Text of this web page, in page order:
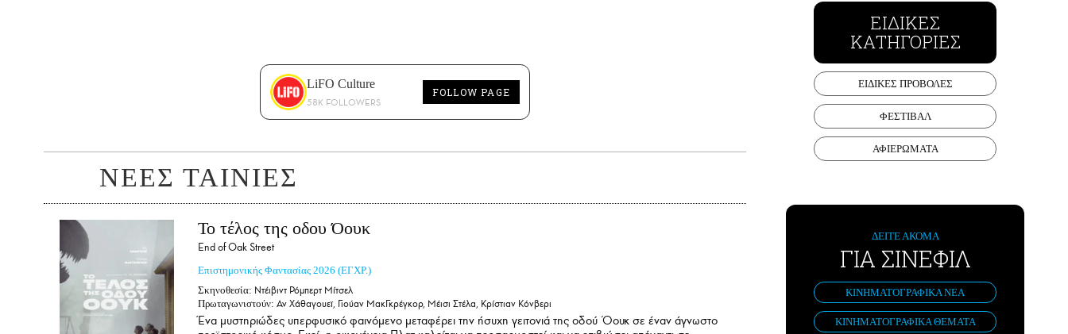
LiFO Culture
58K FOLLOWERS
FOLLOW PAGE
ΝΕΕΣ ΤΑΙΝΙΕΣ
Το τέλος της οδου Όουκ
End of Oak Street
Επιστημονικής Φαντασίας 2026 (ΕΓΧΡ.)
Σκηνοθεσία: Ντέιβιντ Ρόμπερτ Μίτσελ
Πρωταγωνιστούν: Αν Χάθαγουεϊ, Γιούαν ΜακΓκρέγκορ, Μέισι Στέλα, Κρίστιαν Κόνβερι
Ένα μυστηριώδες υπερφυσικό φαινόμενο μεταφέρει την ήσυχη γειτονιά της οδού Όουκ σε έναν άγνωστο
ΕΙΔΙΚΕΣ
ΚΑΤΗΓΟΡΙΕΣ
ΕΙΔΙΚΕΣ ΠΡΟΒΟΛΕΣ
ΦΕΣΤΙΒΑΛ
ΑΦΙΕΡΩΜΑΤΑ
ΔΕΙΤΕ ΑΚΟΜΑ
ΓΙΑ ΣΙΝΕΦΙΛ
ΚΙΝΗΜΑΤΟΓΡΑΦΙΚΑ ΝΕΑ
ΚΙΝΗΜΑΤΟΓΡΑΦΙΚΑ ΘΕΜΑΤΑ